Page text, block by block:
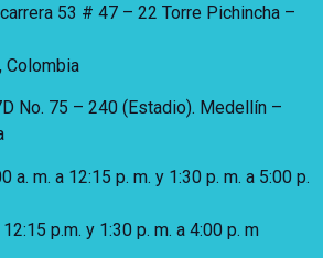
carrera 53 # 47 – 22 Torre Pichincha –
Colombia
No. 75 – 240 (Estadio). Medellín –
a. m. a 12:15 p. m. y 1:30 p. m. a 5:00 p.
p.m. y 1:30 p. m. a 4:00 p. m